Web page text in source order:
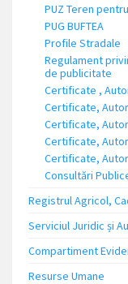
PUZ Teren
PUG BUFTEA
Profile Stradale
Regulament
de publicitate
Certificate ,
Certificate,
Certificate,
Certificate,
Certificate,
Consultări
Registrul Agricol,
Serviciul Juridic și
Compartiment
Resurse Umane